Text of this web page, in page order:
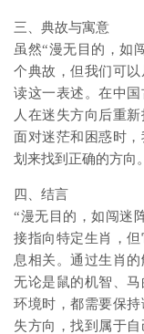
三、典故与寓意
虽然“漫无目的，如
个典故，但我们可
读这一表述。在中
人在迷失方向后重
面对迷茫和困惑时
划来找到正确的方向。
四、结言
“漫无目的，如闯迷
接指向特定生肖，
息相关。通过生肖
无论是鼠的机智、
环境时，都需要保
失方向，找到属于